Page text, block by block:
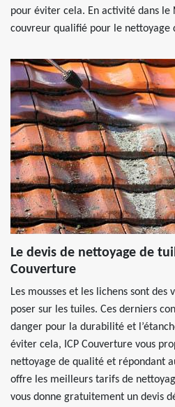
pour éviter cela. En activité dans le
couvreur qualifié pour le nettoyage
Le devis de nettoyage de
Couverture
Les mousses et les lichens sont des
poser sur les tuiles. Ces derniers
danger pour la durabilité et
éviter cela, ICP Couverture vous
nettoyage de qualité et répondant
offre les meilleurs tarifs de
vous donne gratuitement un devis